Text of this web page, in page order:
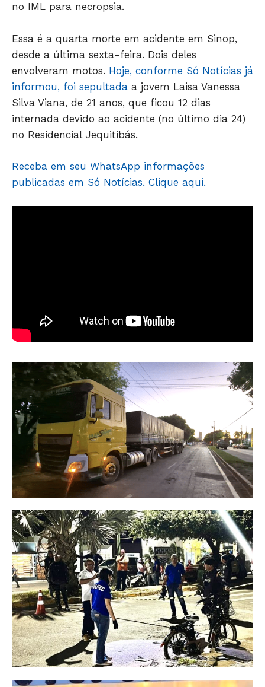
JUNTE-SE NO WHATSAPP
POLÍTICA
POLÍCIA
ÚLTIMAS NOTÍCIAS
no IML para necropsia.
Essa é a quarta morte em acidente em Sinop,
desde a última sexta-feira. Dois deles
envolveram motos. Hoje, conforme Só Notícias já
informou, foi sepultada a jovem Laisa Vanessa
Silva Viana, de 21 anos, que ficou 12 dias
internada devido ao acidente (no último dia 24)
no Residencial Jequitibás.
Receba em seu WhatsApp informações
publicadas em Só Notícias. Clique aqui.